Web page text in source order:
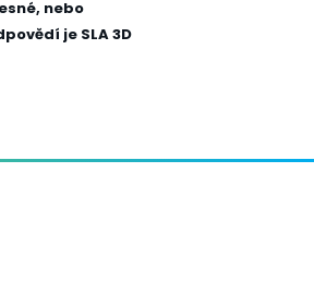
nebo
je SLA 3D